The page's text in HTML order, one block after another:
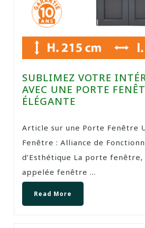
SUBLIMEZ VOTRE
AVEC UNE PORTE
ÉLÉGANTE
Article sur une Porte Fenêtre
Fenêtre : Alliance de
d’Esthétique La porte
appelée fenêtre ...
Read More